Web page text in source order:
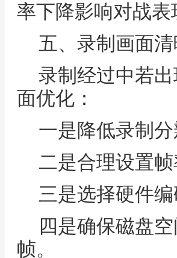
率下降影响对战表
五、录制画面
录制经过中若
面优化：
一是降低录制
二是合理设置
三是选择硬件
四是确保磁盘
帧。